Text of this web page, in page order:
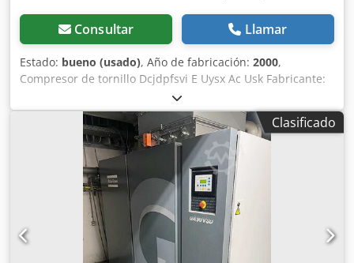
Consultar Llamar
Estado: bueno (usado), Año de fabricación: 2000,
Compresor de tornillo Dcjdpfsvi E Uysx Ac Usk Fabricante:
Atlas Copco Tipo: GA 90 Año de construcción: 2000
Potencia: 94 kW Presión máx.: 10 bar Velocidad: 1.487 rpm
Clasificado